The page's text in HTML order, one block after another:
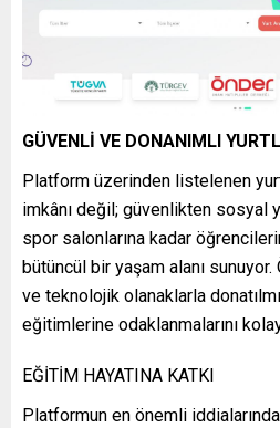
GÜVENLİ VE DONANIMLI
Platform üzerinden listelenen
imkânı değil; güvenlikten sosyal
spor salonlarına kadar
bütüncül bir yaşam alanı
ve teknolojik olanaklarla
eğitimlerine odaklanmalarını
EĞİTİM HAYATINA KATKI
Platformun en önemli